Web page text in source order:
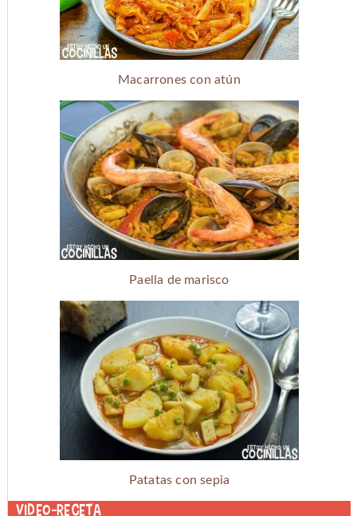
Macarrones con atún
Paella de marisco
Patatas con sepia
Video-receta